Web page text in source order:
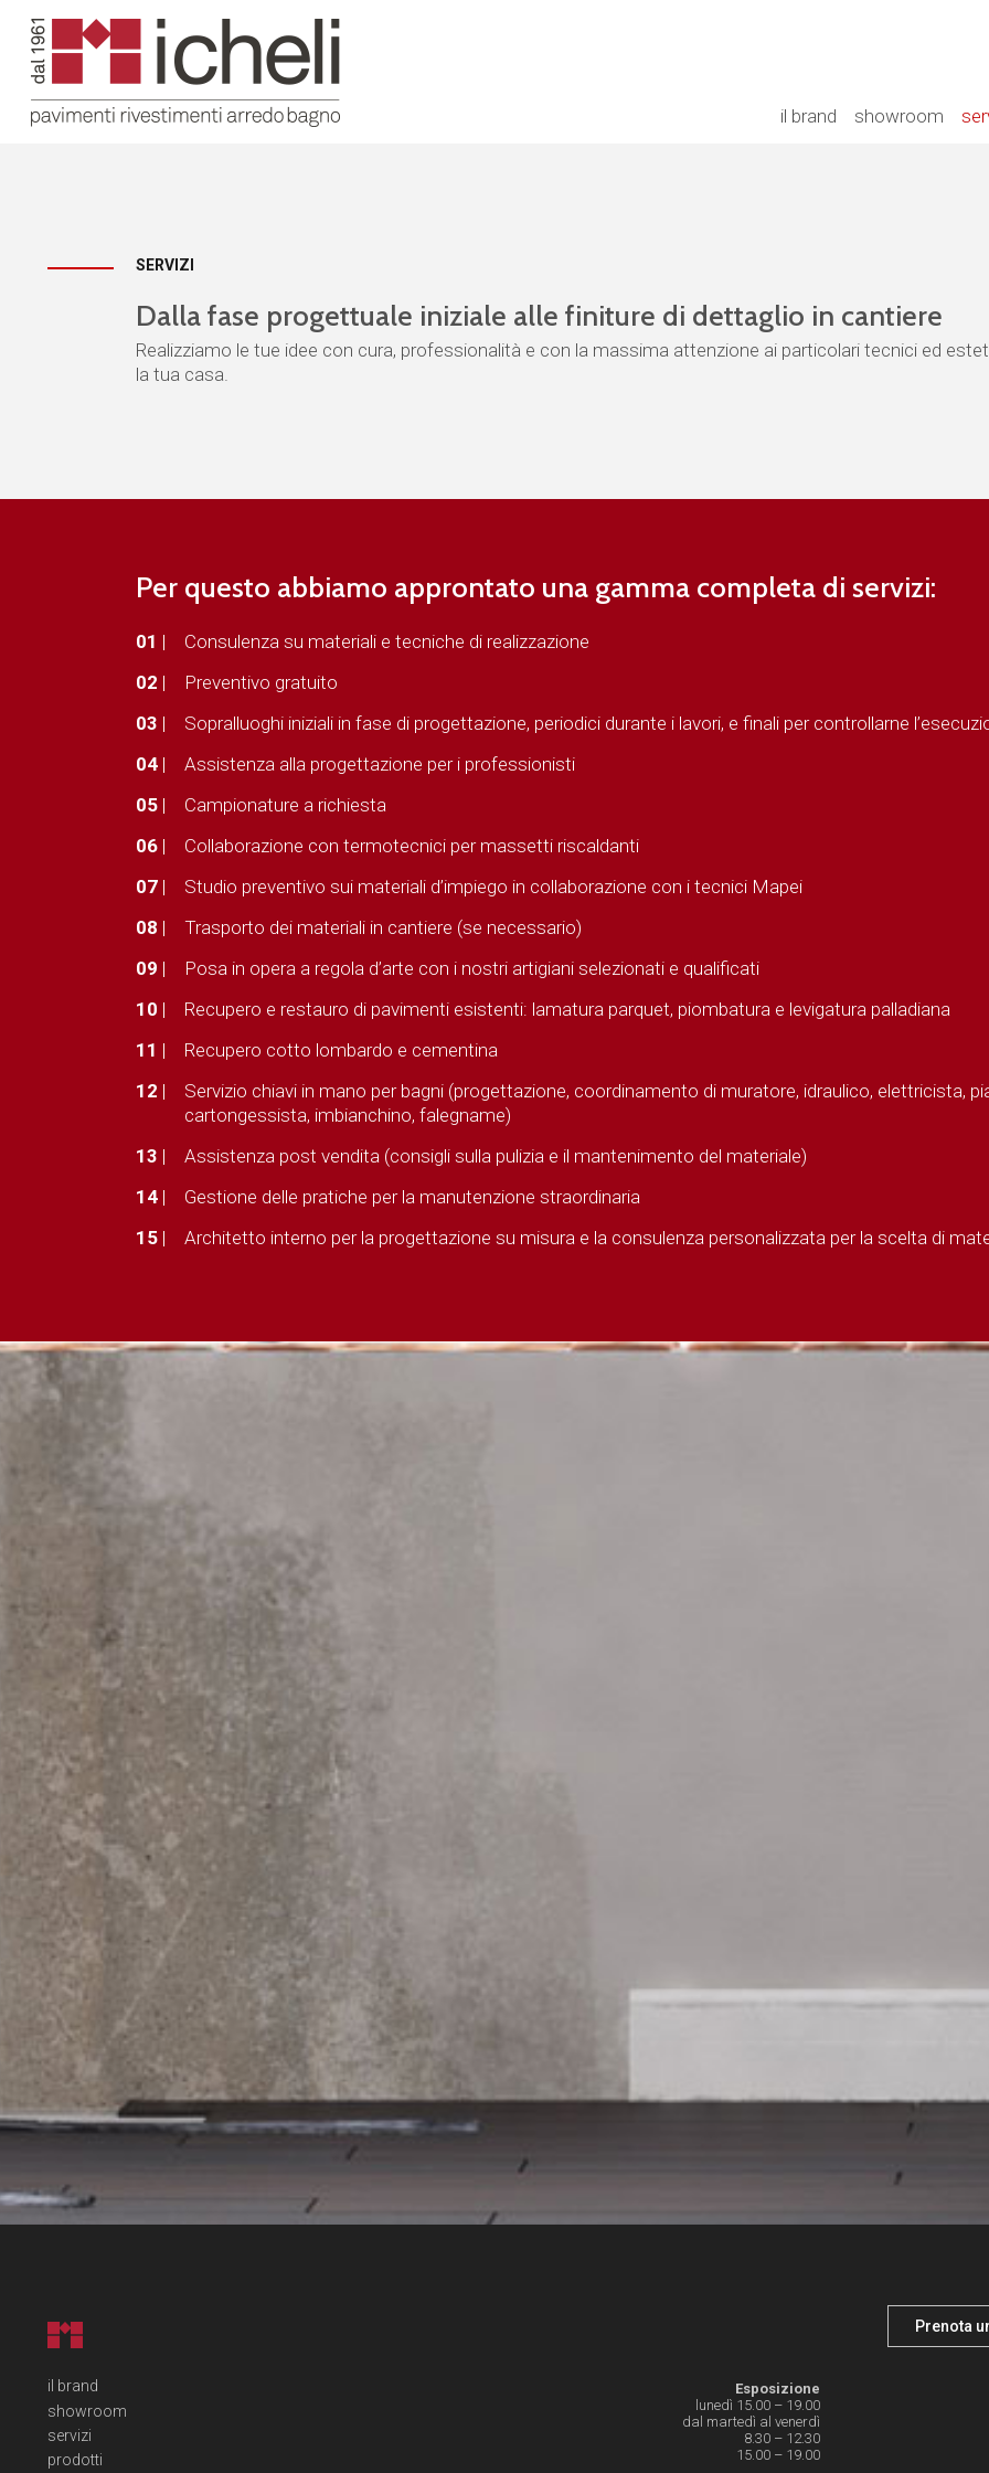
il brand showroom
SERVIZI
Dalla fase progettuale iniziale alle finiture di dettaglio in cantiere
Realizziamo le tue idee con cura, professionalità e con la massima attenzione ai particolari tecnici ed
la tua casa.
Per questo abbiamo approntato una gamma completa di servizi:
01 |
Consulenza su materiali e tecniche di realizzazione
02 |
Preventivo gratuito
03 |
Sopralluoghi iniziali in fase di progettazione, periodici durante i lavori, e finali per controllarne
04|
Assistenza alla progettazione per i professionisti
05|
Campionature a richiesta
06|
Collaborazione con termotecnici per massetti riscaldanti
07|
Studio preventivo sui materiali d’impiego in collaborazione con i tecnici Mapei
08 |
Trasporto dei materiali in cantiere (se necessario)
09 |
Posa in opera a regola d’arte con i nostri artigiani selezionati e qualificati
10 |
Recupero e restauro di pavimenti esistenti: lamatura parquet, piombatura e levigatura palladiana
11 |
Recupero cotto lombardo e cementina
12 |
Servizio chiavi in mano per bagni (progettazione, coordinamento di muratore, idraulico, elettricista,
cartongessista, imbianchino, falegname)
13 |
Assistenza post vendita (consigli sulla pulizia e il mantenimento del materiale)
14|
Gestione delle pratiche per la manutenzione straordinaria
15| Architetto interno per la progettazione su misura e la consulenza personalizzata per la scelta di
il brand
showroom
servizi
prodotti
Prenota
Esposizione
lunedì 15.00 – 19.00
dal martedì al venerdì
8.30 – 12.30
15.00 – 19.00